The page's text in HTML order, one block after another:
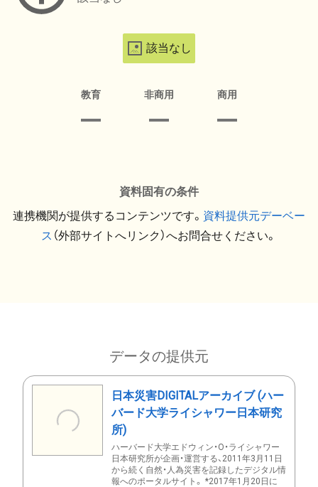
該当なし
教育 非商用 商用
資料固有の条件
連携機関が提供するコンテンツです。 資料提供元デーベー
ス （外部サイトへリンク）へお問合せください。
データの提供元
日本災害DIGITALアーカイブ (ハー
バード大学ライシャワー日本研究
所)
ハーバード大学エドウィン・O・ライシャワー
日本研究所が企画・運営する、2011年3月11日
から続く自然・人為災害を記録したデジタル情
報へのポータルサイト。 *2017年1月20日に